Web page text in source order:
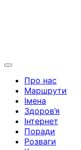
Про нас
Маршрути
Імена
Здоров’я
Інтернет
Поради
Розваги